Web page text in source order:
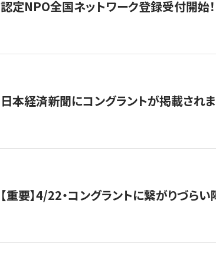
認定NPO全国ネットワーク登録受付開始！
日本経済新聞にコングラントが掲載され
【重要】4/22・コングラントに繋がりづら